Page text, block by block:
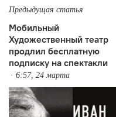
Предыдущая статья
Мобильный
Художественный театр
продлил бесплатную
подписку на спектакли
6:57, 24 марта